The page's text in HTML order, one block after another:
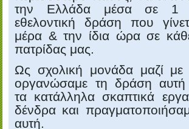
την Ελλάδα μέσα σε 1
εθελοντική δράση που
μέρα & την ίδια ώρα σε
πατρίδας μας.
Ως σχολική μονάδα μαζί με
οργανώσαμε τη δράση αυτή
τα κατάλληλα σκαπτικά
δένδρα και
αυτή.